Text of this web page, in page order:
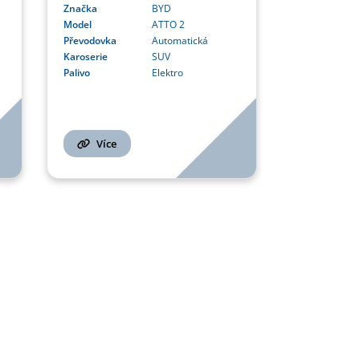
Značka
BYD
Model
ATTO 2
Převodovka
Automatická
Karoserie
SUV
Palivo
Elektro
Více